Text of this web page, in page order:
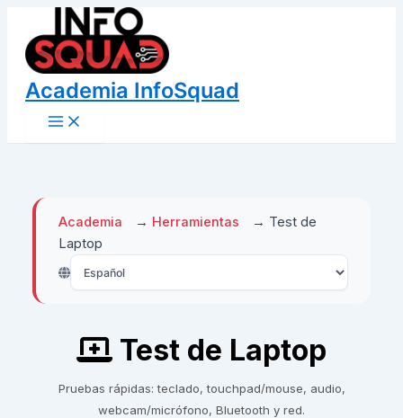
contenido
Academia InfoSquad
Main
Menu
Academia → Herramientas → Test de
Laptop
Test de Laptop
Pruebas rápidas: teclado, touchpad/mouse, audio,
webcam/micrófono, Bluetooth y red.